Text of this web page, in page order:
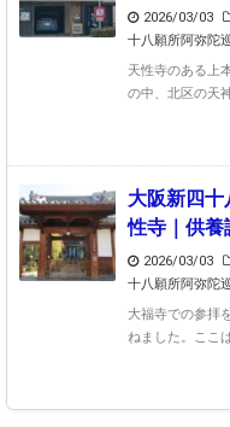
2026/03/03
十八願所阿弥陀
天性寺のある上
の中、北区の天
大阪新四
性寺｜供養
2026/03/03
十八願所阿弥陀
大福寺での参拝
ねました。ここ